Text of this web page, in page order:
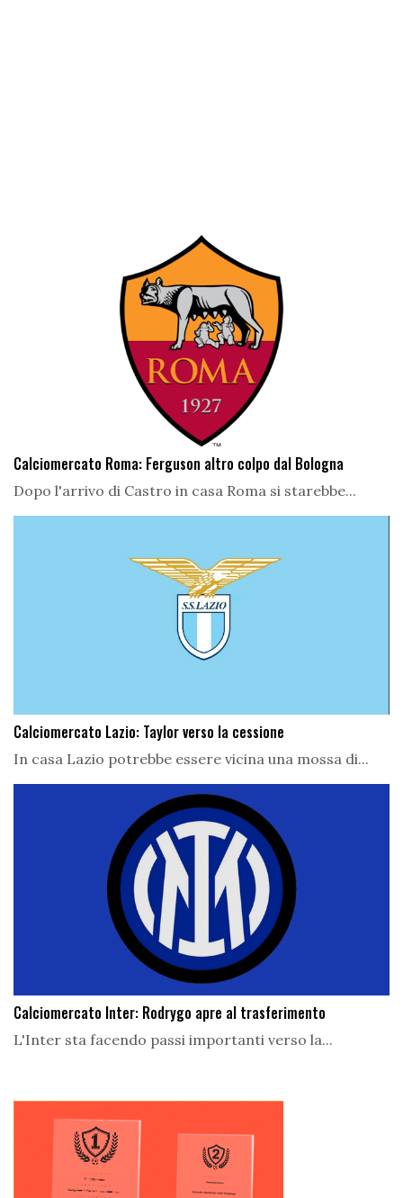
Calciomercato Roma: Ferguson altro colpo dal Bologna
Dopo l'arrivo di Castro in casa Roma si starebbe...
Calciomercato Lazio: Taylor verso la cessione
In casa Lazio potrebbe essere vicina una mossa di...
Calciomercato Inter: Rodrygo apre al trasferimento
L'Inter sta facendo passi importanti verso la...